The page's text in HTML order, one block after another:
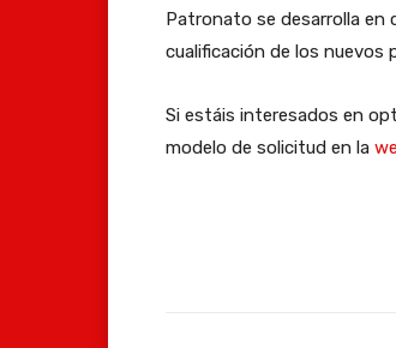
Patronato se desarrolla en
cualificación de los nuevos
Si estáis interesados en
modelo de solicitud en la